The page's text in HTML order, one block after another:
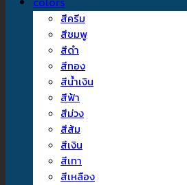
สีครีม
สีชมพู
สีดำ
สีทอง
สีน้ำเงิน
สีฟ้า
สีม่วง
สีส้ม
สีเงิน
สีเทา
สีเหลือง